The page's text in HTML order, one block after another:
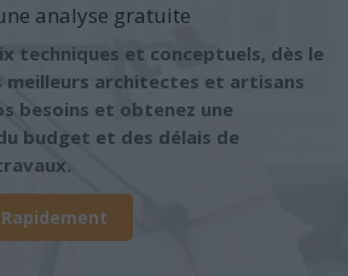
analyse gratuite
techniques et conceptuels, dès le
architectes et artisans
besoins et obtenez une
budget et des délais de